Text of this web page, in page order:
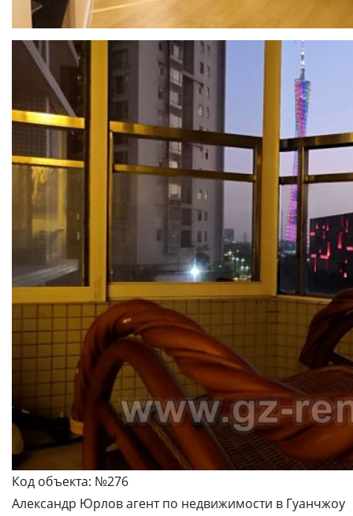
Код объекта: №276
Александр Юрлов агент по недвижимости в Гуанчжоу